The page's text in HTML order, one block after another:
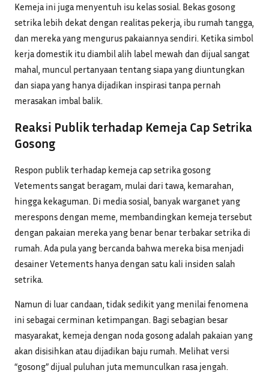
Kemeja ini juga menyentuh isu kelas sosial. Bekas gosong
setrika lebih dekat dengan realitas pekerja, ibu rumah tangga,
dan mereka yang mengurus pakaiannya sendiri. Ketika simbol
kerja domestik itu diambil alih label mewah dan dijual sangat
mahal, muncul pertanyaan tentang siapa yang diuntungkan
dan siapa yang hanya dijadikan inspirasi tanpa pernah
merasakan imbal balik.
Reaksi Publik terhadap Kemeja Cap Setrika
Gosong
Respon publik terhadap kemeja cap setrika gosong
Vetements sangat beragam, mulai dari tawa, kemarahan,
hingga kekaguman. Di media sosial, banyak warganet yang
merespons dengan meme, membandingkan kemeja tersebut
dengan pakaian mereka yang benar benar terbakar setrika di
rumah. Ada pula yang bercanda bahwa mereka bisa menjadi
desainer Vetements hanya dengan satu kali insiden salah
setrika.
Namun di luar candaan, tidak sedikit yang menilai fenomena
ini sebagai cerminan ketimpangan. Bagi sebagian besar
masyarakat, kemeja dengan noda gosong adalah pakaian yang
akan disisihkan atau dijadikan baju rumah. Melihat versi
“gosong” dijual puluhan juta memunculkan rasa jengah.